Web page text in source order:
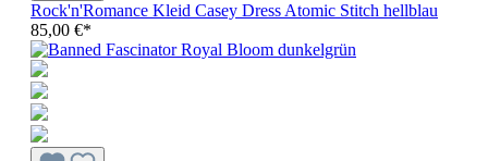
Rock'n'Romance Kleid Casey Dress Atomic Stitch hellblau
85,00 €*